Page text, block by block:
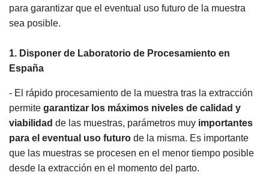
para garantizar que el eventual uso futuro de la muestra
sea posible.
1. Disponer de Laboratorio de Procesamiento en
España
- El rápido procesamiento de la muestra tras la extracción
permite garantizar los máximos niveles de calidad y
viabilidad de las muestras, parámetros muy importantes
para el eventual uso futuro de la misma. Es importante
que las muestras se procesen en el menor tiempo posible
desde la extracción en el momento del parto.